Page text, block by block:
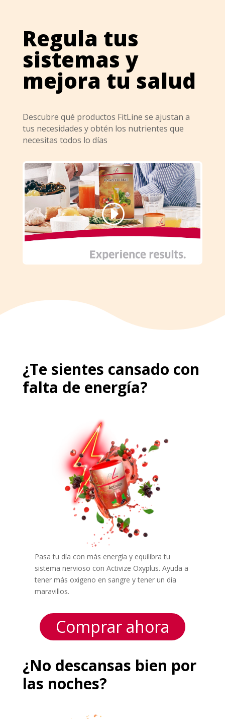
Regula tus
sistemas y
mejora tu salud
Descubre qué productos FitLine se ajustan a
tus necesidades y obtén los nutrientes que
necesitas todos lo días
¿Te sientes cansado con
falta de energía?
Pasa tu día con más energía y equilibra tu
sistema nervioso con Activize Oxyplus. Ayuda a
tener más oxigeno en sangre y tener un día
maravillos.
Comprar ahora
¿No descansas bien por
las noches?